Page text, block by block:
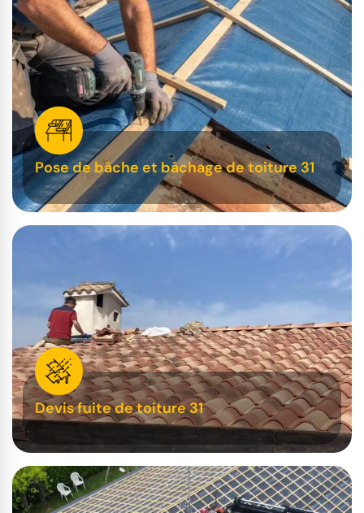
Pose de bâche et bâchage de toiture 31
Devis fuite de toiture 31